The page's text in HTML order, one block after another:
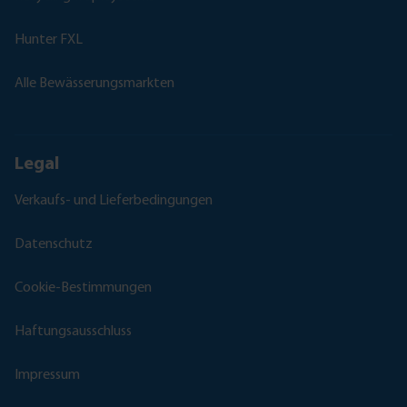
Hunter FXL
Alle Bewässerungsmarkten
Legal
Verkaufs- und Lieferbedingungen
Datenschutz
Cookie-Bestimmungen
Haftungsausschluss
Impressum